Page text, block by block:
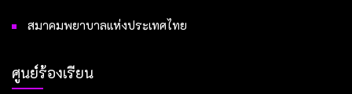
สมาคมพยาบาลแห่งประเทศไทย
ศูนย์ร้องเรียน